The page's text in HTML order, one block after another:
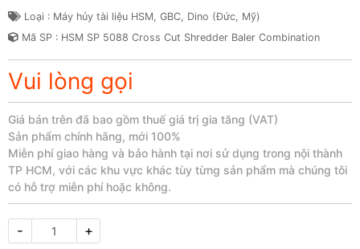
Loại : Máy hủy tài liệu HSM, GBC, Dino (Đức, Mỹ)
Mã SP : HSM SP 5088 Cross Cut Shredder Baler Combination
Vui lòng gọi
Giá bán trên đã bao gồm thuế giá trị gia tăng (VAT)
Sản phẩm chính hãng, mới 100%
Miễn phí giao hàng và bảo hành tại nơi sử dụng trong nội thành
TP HCM, với các khu vực khác tùy từng sản phẩm mà chúng tôi
có hỗ trợ miễn phí hoặc không.​
- +